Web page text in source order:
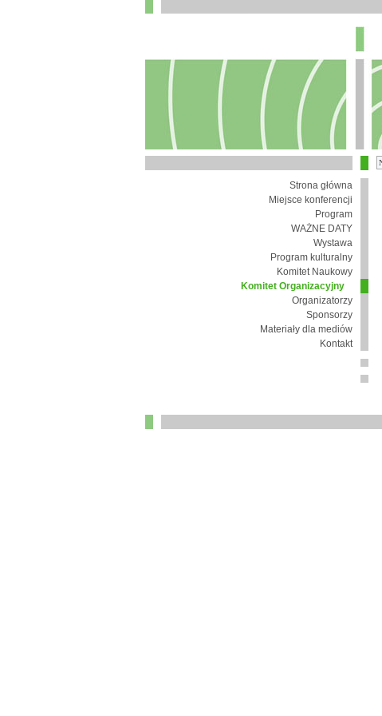
Strona główna
Miejsce konferencji
Program
WAŻNE DATY
Wystawa
Program kulturalny
Komitet Naukowy
Komitet Organizacyjny
Organizatorzy
Sponsorzy
Materiały dla mediów
Kontakt